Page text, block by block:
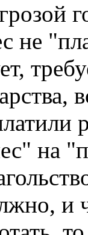
не
на
и